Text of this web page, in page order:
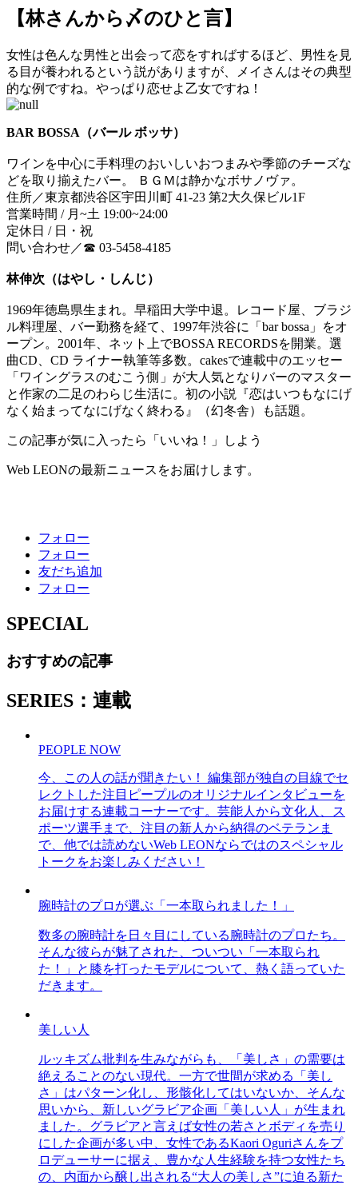
【林さんから〆のひと言】
女性は色んな男性と出会って恋をすればするほど、男性を見
る目が養われるという説がありますが、メイさんはその典型
的な例ですね。やっぱり恋せよ乙女ですね！
BAR BOSSA（バール ボッサ）
ワインを中心に手料理のおいしいおつまみや季節のチーズな
どを取り揃えたバー。 ＢＧＭは静かなボサノヴァ。
住所／東京都渋谷区宇田川町 41-23 第2大久保ビル1F
営業時間 / 月~土 19:00~24:00
定休日 / 日・祝
問い合わせ／☎ 03-5458-4185
林伸次（はやし・しんじ）
1969年徳島県生まれ。早稲田大学中退。レコード屋、ブラジ
ル料理屋、バー勤務を経て、1997年渋谷に「bar bossa」をオ
ープン。2001年、ネット上でBOSSA RECORDSを開業。選
曲CD、CD ライナー執筆等多数。cakesで連載中のエッセー
「ワイングラスのむこう側」が大人気となりバーのマスター
と作家の二足のわらじ生活に。初の小説『恋はいつもなにげ
なく始まってなにげなく終わる』（幻冬舎）も話題。
この記事が気に入ったら「いいね！」しよう
Web LEONの最新ニュースをお届けします。
フォロー
フォロー
友だち追加
フォロー
SPECIAL
おすすめの記事
SERIES：連載
PEOPLE NOW
今、この人の話が聞きたい！ 編集部が独自の目線でセ
レクトした注目ピープルのオリジナルインタビューを
お届けする連載コーナーです。芸能人から文化人、ス
ポーツ選手まで、注目の新人から納得のベテランま
で、他では読めないWeb LEONならではのスペシャル
トークをお楽しみください！
腕時計のプロが選ぶ「一本取られました！」
数多の腕時計を日々目にしている腕時計のプロたち。
そんな彼らが魅了された、ついつい「一本取られ
た！」と膝を打ったモデルについて、熱く語っていた
だきます。
美しい人
ルッキズム批判を生みながらも、「美しさ」の需要は
絶えることのない現代。一方で世間が求める「美し
さ」はパターン化し、形骸化してはいないか、そんな
思いから、新しいグラビア企画「美しい人」が生まれ
ました。グラビアと言えば女性の若さとボディを売り
にした企画が多い中、女性であるKaori Oguriさんをプ
ロデューサーに据え、豊かな人生経験を持つ女性たち
の、内面から醸し出される“大人の美しさ”に迫る新た